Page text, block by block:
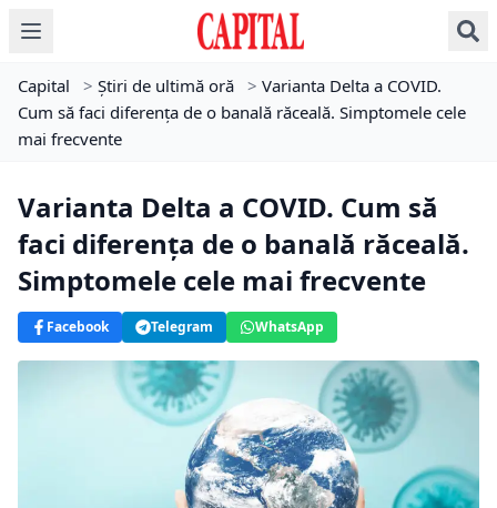
Capital > Știri de ultimă oră > Varianta Delta a COVID.
Cum să faci diferența de o banală răceală. Simptomele cele
mai frecvente
Varianta Delta a COVID. Cum să
faci diferența de o banală răceală.
Simptomele cele mai frecvente
Facebook Telegram WhatsApp